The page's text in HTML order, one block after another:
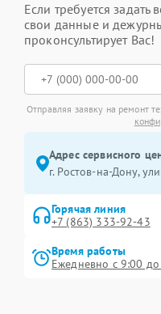
Если требуется задать
свои данные и
проконсультирует Вас!
Отправляя заявку на ремонт
Адрес сервисного
г. Ростов-на-Дону,
Горячая линия
+7 (863) 333-92-43
Время работы
Ежедневно с 9:00